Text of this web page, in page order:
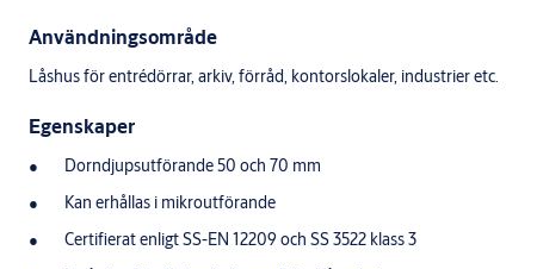
Användningsområde
Låshus för entrédörrar, arkiv, förråd, kontorslokaler, industrier etc.
Egenskaper
Dorndjupsutförande 50 och 70 mm
Kan erhållas i mikroutförande
Certifierat enligt SS-EN 12209 och SS 3522 klass 3